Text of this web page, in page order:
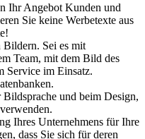
Ihr Angebot Kunden und
Sie keine Werbetexte aus
Bildern. Sei es mit
Team, mit dem Bild des
Service im Einsatz.
und beim Design,
Ihres Unternehmens für Ihre
dass Sie sich für deren